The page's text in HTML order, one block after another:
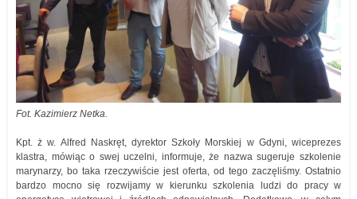
Fot. Kazimierz Netka.
Kpt. ż w. Alfred Naskręt, dyrektor Szkoły Morskiej w Gdyni, wiceprezes
klastra, mówiąc o swej uczelni, informuje, że nazwa sugeruje szkolenie
marynarzy, bo taka rzeczywiście jest oferta, od tego zaczęliśmy. Ostatnio
bardzo mocno się rozwijamy w kierunku szkolenia ludzi do pracy w